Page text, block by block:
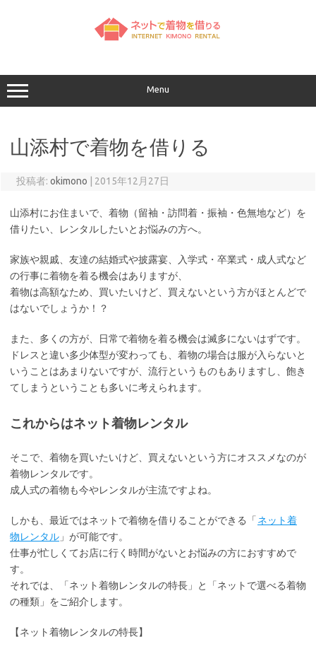
キ
ッ
プ
Menu
山添村で着物を借りる
投稿者: okimono 2015年12月27日
山添村にお住まいで、着物（留袖・訪問着・振袖・色無地など）を
借りたい、レンタルしたいとお悩みの方へ。
家族や親戚、友達の結婚式や披露宴、入学式・卒業式・成人式など
の行事に着物を着る機会はありますが、
着物は高額なため、買いたいけど、買えないという方がほとんどで
はないでしょうか！？
また、多くの方が、日常で着物を着る機会は滅多にないはずです。
ドレスと違い多少体型が変わっても、着物の場合は服が入らないと
いうことはあまりないですが、流行というものもありますし、飽き
てしまうということも多いに考えられます。
これからはネット着物レンタル
そこで、着物を買いたいけど、買えないという方にオススメなのが
着物レンタルです。
成人式の着物も今やレンタルが主流ですよね。
しかも、最近ではネットで着物を借りることができる「 ネット着
物レンタル 」が可能です。
仕事が忙しくてお店に行く時間がないとお悩みの方におすすめで
す。
それでは、「ネット着物レンタルの特長」と「ネットで選べる着物
の種類」をご紹介します。
【ネット着物レンタルの特長】